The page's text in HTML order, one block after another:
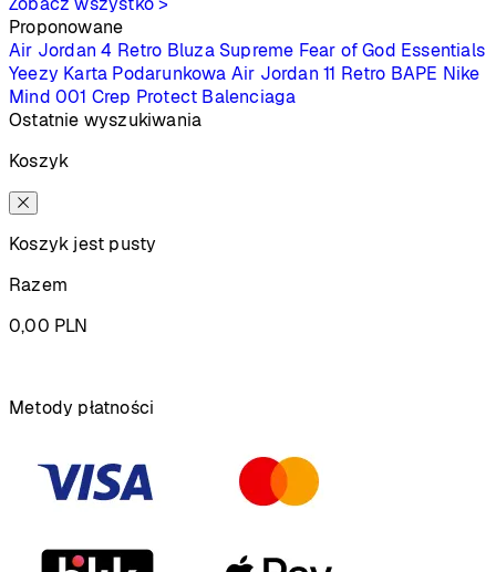
Proponowane
Air Jordan 4 Retro Bluza Supreme Fear of God Essentials
Yeezy Karta Podarunkowa Air Jordan 11 Retro BAPE Nike
Mind 001 Crep Protect Balenciaga
Ostatnie wyszukiwania
Koszyk
Koszyk jest pusty
Razem
0,00 PLN
Metody płatności